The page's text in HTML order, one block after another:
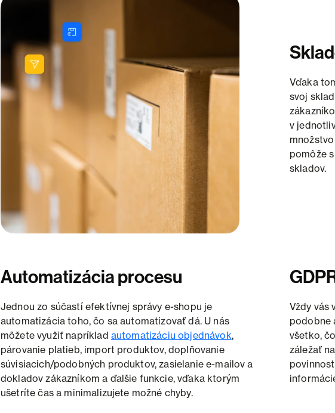
Vďaka
svoj
v
pomôže
skladov.
Automatizácia procesu
Jednou zo súčastí efektívnej správy e-shopu je
automatizácia toho, čo sa automatizovať dá. U nás
môžete využiť napríklad automatizáciu objednávok,
párovanie platieb, import produktov, doplňovanie
súvisiacich/podobných produktov, zasielanie e-mailov a
dokladov zákazníkom a ďalšie funkcie, vďaka ktorým
ušetríte čas a minimalizujete možné chyby.
Vždy vás
podobne
všetko,
záležať